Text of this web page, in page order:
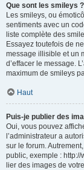
Que sont les smileys ?
Les smileys, ou
sentiments avec un
liste complète des
Essayez toutefois de
message illisible et un
d’effacer le message.
maximum de smileys
Haut
Puis-je publier des
Oui, vous pouvez
l’administrateur a
sur le forum.
public, exemple :
lier des images de